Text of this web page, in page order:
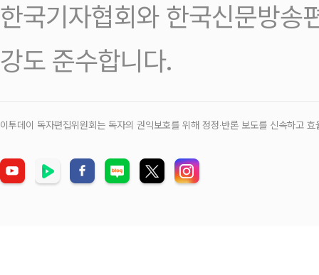
한국기자협회와 한국신문방송
강도 준수합니다.
이투데이 독자편집위원회는 독자의 권익보호를 위해 정정‧반론 보도를 신속하고